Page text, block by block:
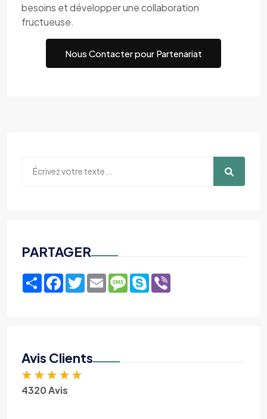
besoins et développer une collaboration
fructueuse.
Nous Contacter pour Partenariat
PARTAGER
ShareFacebook
TwitterEmailMessage
Skype
Avis Clients
★ ★ ★ ★ ★
4320 Avis